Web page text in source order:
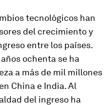
tecnológicos han
del crecimiento y
entre los países.
ochenta se ha
a más de mil millones
China e India. Al
del ingreso ha